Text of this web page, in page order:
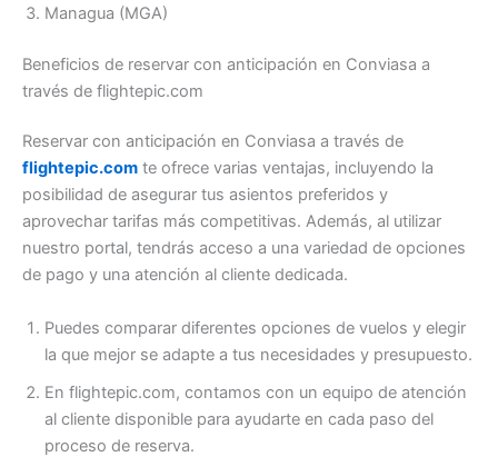
Managua (MGA)
Beneficios de reservar con anticipación en Conviasa a
través de flightepic.com
Reservar con anticipación en Conviasa a través de
flightepic.com te ofrece varias ventajas, incluyendo la
posibilidad de asegurar tus asientos preferidos y
aprovechar tarifas más competitivas. Además, al utilizar
nuestro portal, tendrás acceso a una variedad de opciones
de pago y una atención al cliente dedicada.
Puedes comparar diferentes opciones de vuelos y elegir
la que mejor se adapte a tus necesidades y presupuesto.
En flightepic.com, contamos con un equipo de atención
al cliente disponible para ayudarte en cada paso del
proceso de reserva.